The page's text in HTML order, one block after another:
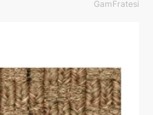
GamFratesi